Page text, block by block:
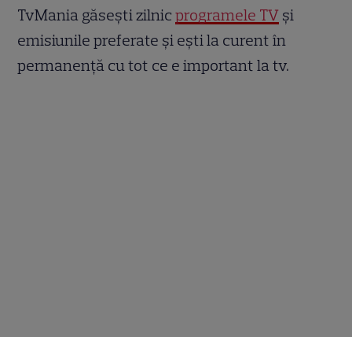
TvMania găsești zilnicprogramele TV și
emisiunile preferate și ești la curent în
permanență cu tot ce e important la tv.